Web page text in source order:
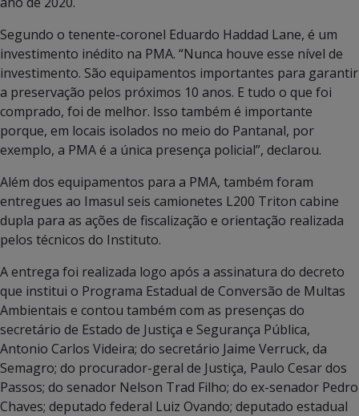
Segundo o tenente-coronel Eduardo Haddad Lane, é um
investimento inédito na PMA. “Nunca houve esse nível de
investimento. São equipamentos importantes para garantir
a preservação pelos próximos 10 anos. E tudo o que foi
comprado, foi de melhor. Isso também é importante
porque, em locais isolados no meio do Pantanal, por
exemplo, a PMA é a única presença policial”, declarou.
Além dos equipamentos para a PMA, também foram
entregues ao Imasul seis camionetes L200 Triton cabine
dupla para as ações de fiscalização e orientação realizada
pelos técnicos do Instituto.
A entrega foi realizada logo após a assinatura do decreto
que institui o Programa Estadual de Conversão de Multas
Ambientais e contou também com as presenças do
secretário de Estado de Justiça e Segurança Pública,
Antonio Carlos Videira; do secretário Jaime Verruck, da
Semagro; do procurador-geral de Justiça, Paulo Cesar dos
Passos; do senador Nelson Trad Filho; do ex-senador Pedro
Chaves; deputado federal Luiz Ovando; deputado estadual